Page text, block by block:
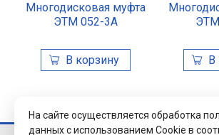
Многодисковая муфта
ЭТМ 052-3А
На сайте осуществляется обработка
данных с использованием Cookie в